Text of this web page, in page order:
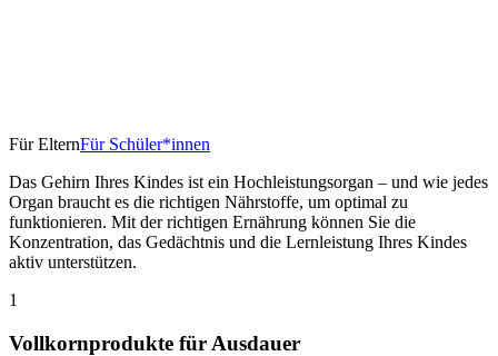
Für ElternFür Schüler*innen
Das Gehirn Ihres Kindes ist ein Hochleistungsorgan – und wie jedes
Organ braucht es die richtigen Nährstoffe, um optimal zu
funktionieren. Mit der richtigen Ernährung können Sie die
Konzentration, das Gedächtnis und die Lernleistung Ihres Kindes
aktiv unterstützen.
1
Vollkornprodukte für Ausdauer